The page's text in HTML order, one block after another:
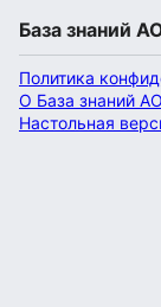
База знаний
Политика
О База знаний
Настольная